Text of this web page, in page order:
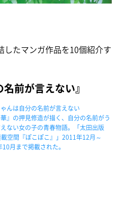
したマンガ作品を10個紹介す
前が言えない』
んは自分の名前が言えない
華』の押見修造が描く、自分の名前がう
ない女の子の青春物語。「太田出版
載空間『ぽこぽこ』」2011年12月～
月まで掲載された。